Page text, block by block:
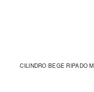
CILINDRO BEGE RIPADO M